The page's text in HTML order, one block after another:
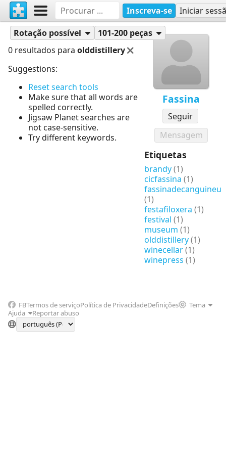
Inscreva-se Iniciar
Fassina
Seguir
Mensagem
Etiquetas
brandy(1)
cicfassina (1)
fassinadecanguineu
(1)
festafiloxera (1)
festival (1)
museum (1)
olddistillery(1)
winecellar(1)
winepress (1)
Fassina
Quebra-cabeças
Rotação possível
101-200 peças
0 resultados para olddistillery
Suggestions:
Reset search tools
Make sure that all words are
spelled correctly.
Jigsaw Planet searches are
not case-sensitive.
Try different keywords.
FBTermos de serviçoPolítica de PrivacidadeDefinições
Tema
Ajuda
Reportar abuso